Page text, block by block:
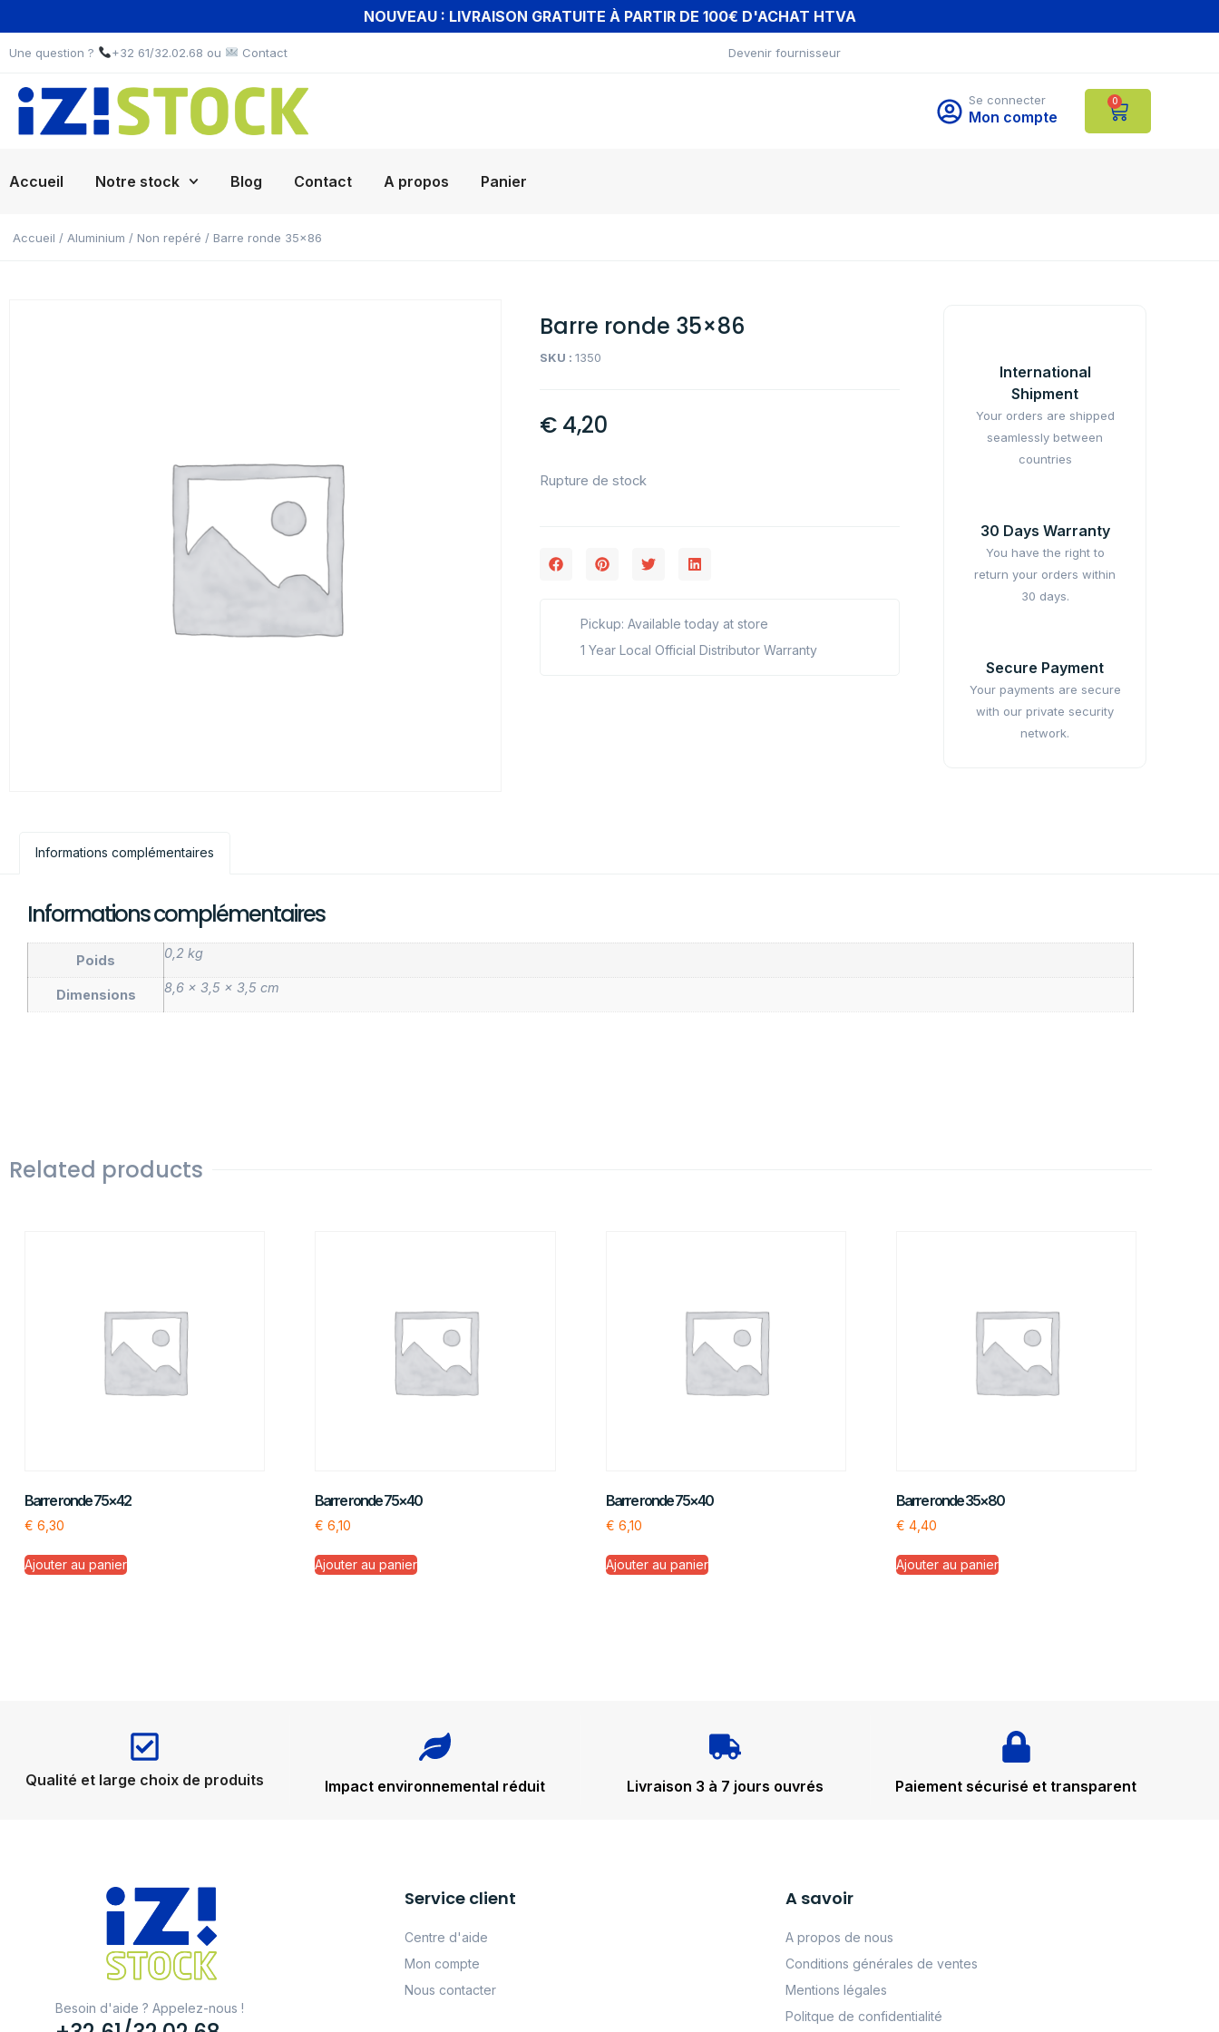
NOUVEAU : LIVRAISON GRATUITE À PARTIR DE 100€ D'ACHAT HTVA
Une question ? +32 61/32.02.68 ou Contact Devenir fournisseur
Se connecter
Mon compte
0
Accueil Notre stock Blog Contact A propos Panier
Accueil / Aluminium / Non repéré / Barre ronde 35×86
Barre ronde 35×86
SKU :1350
€ 4,20
Rupture de stock
Pickup: Available today at store
1 Year Local Official Distributor Warranty
International
Shipment
Your orders are shipped
seamlessly between
countries
30 Days Warranty
You have the right to
return your orders within
30 days.
Secure Payment
Your payments are secure
with our private security
network.
Informations complémentaires
Informations complémentaires
Poids 0,2 kg
Dimensions 8,6 × 3,5 × 3,5 cm
Related products
Barre ronde 75×42
€ 6,30
Ajouter au panier
Barre ronde 75×40
€ 6,10
Ajouter au panier
Barre ronde 75×40
€ 6,10
Ajouter au panier
Barre ronde 35×80
€ 4,40
Ajouter au panier
Qualité et large choix de produits Impact environnemental réduit Livraison 3 à 7 jours ouvrés Paiement sécurisé et transparent
Besoin d'aide ? Appelez-nous !
Service client
Centre d'aide
Mon compte
Nous contacter
A savoir
A propos de nous
Conditions générales de ventes
Mentions légales
Politque de confidentialité